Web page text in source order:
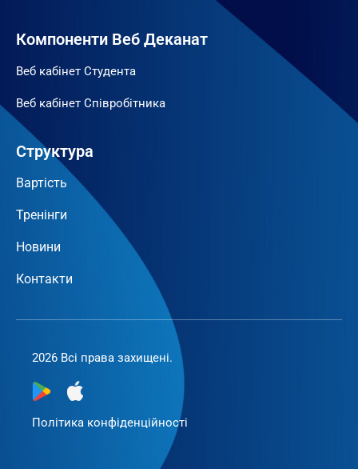
Компоненти Веб Деканат
Веб кабінет Студента
Веб кабінет Співробітника
Структура
Вартість
Тренінги
Новини
Контакти
2026 Всі права захищені.
Політика конфіденційності